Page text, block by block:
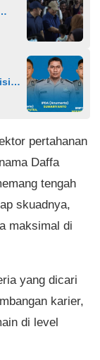
pertahanan
Daffa
tengah
skuadnya,
maksimal di
yang dicari
karier,
di level